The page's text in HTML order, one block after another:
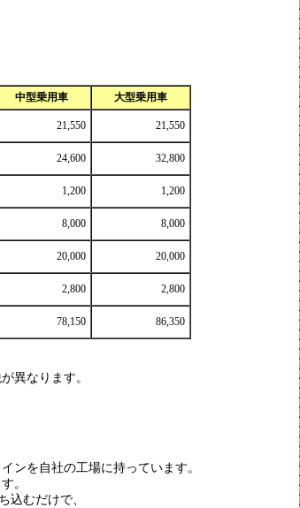
中型乗用車 大型乗用車
21,550 21,550
24,600 32,800
1,200 1,200
8,000 8,000
20,000 20,000
2,800 2,800
78,150 86,350
異なります。
ンを自社の工場に持っています。
。
込むだけで、